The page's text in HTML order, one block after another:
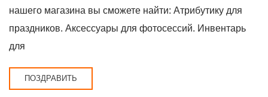
нашего магазина вы сможете найти: Атрибутику для
праздников. Аксессуары для фотосессий. Инвентарь
для
ПОЗДРАВИТЬ